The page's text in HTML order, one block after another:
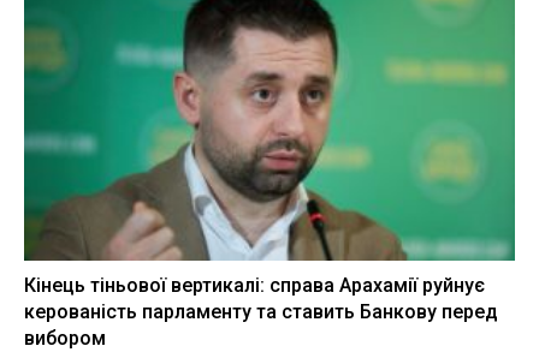
Кінець тіньової вертикалі: справа Арахамії руйнує
керованість парламенту та ставить Банкову перед
вибором